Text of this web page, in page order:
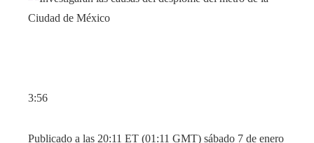
3:56
Publicado a las 20:11 ET (01:11 GMT) sábado 7 de enero